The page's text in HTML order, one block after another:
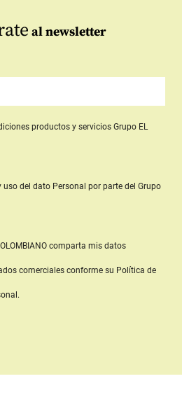
al newsletter
productos y serviciosGrupo EL
del dato Personal por parte del Grupo
comparta mis datos
comerciales conforme su Política de